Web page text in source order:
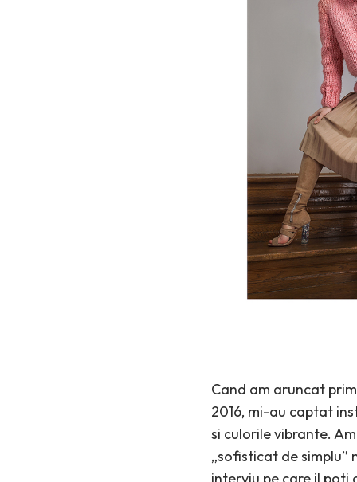
Cand am aruncat
2016, mi-au captat
si culorile vibrante.
„sofisticat de